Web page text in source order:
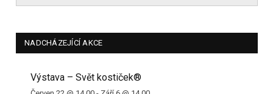
NADCHÁZEJÍCÍ AKCE
Výstava – Svět kostiček®